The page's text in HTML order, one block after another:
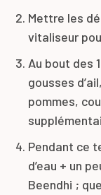
Mettre les
vitaliseur
Au bout des
gousses
pommes,
Pendant ce
d’eau + un
Beendhi ;